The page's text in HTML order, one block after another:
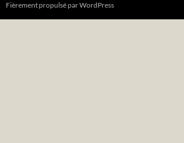
Fièrement propulsé par WordPress